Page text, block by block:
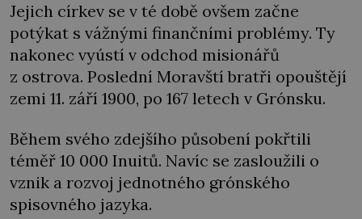
Jejich církev se v té době ovšem začne
potýkat s vážnými finančními problémy. Ty
nakonec vyústí v odchod misionářů
z ostrova. Poslední Moravští bratři opouštějí
zemi 11. září 1900, po 167 letech v Grónsku.
Během svého zdejšího působení pokřtili
téměř 10 000 Inuitů. Navíc se zasloužili o
vznik a rozvoj jednotného grónského
spisovného jazyka.